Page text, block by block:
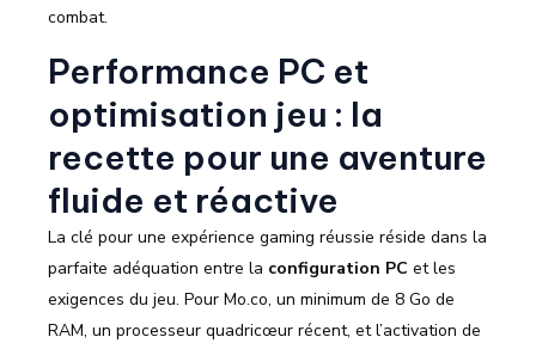
combat.
Performance PC et
optimisation jeu : la
recette pour une aventure
fluide et réactive
La clé pour une expérience gaming réussie réside dans la
parfaite adéquation entre la configuration PC et les
exigences du jeu. Pour Mo.co, un minimum de 8 Go de
RAM, un processeur quadricœur récent, et l’activation de